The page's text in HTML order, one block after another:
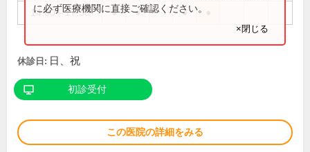
14:00～17:30 ● ● ●
に必ず医療機関に直接ご確認ください。
×閉じる
休診日: 日、祝
初診受付
この医院の詳細をみる